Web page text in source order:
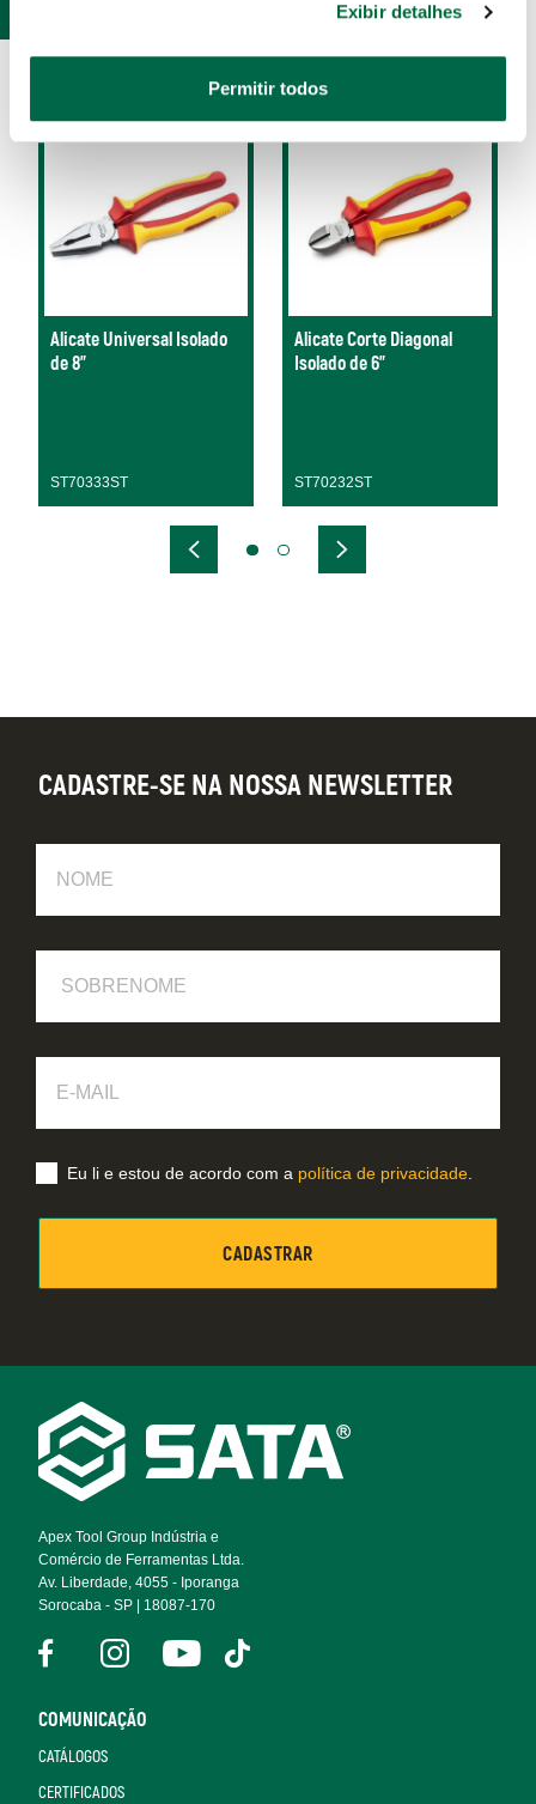
Exibir detalhes
Permitir todos
Alicate Universal Isolado
de 8"
ST70333ST
Alicate Corte Diagonal
Isolado de 6"
ST70232ST
Footer
Navigation
Apex Tool Group Indústria e
Comércio de Ferramentas Ltda.
Av. Liberdade, 4055 - Iporanga
Sorocaba - SP | 18087-170
COMUNICAÇÃO
CATÁLOGOS
CERTIFICADOS
CADASTRE-SE NA NOSSA NEWSLETTER
Mail
Eu li e estou de acordo com a política de privacidade